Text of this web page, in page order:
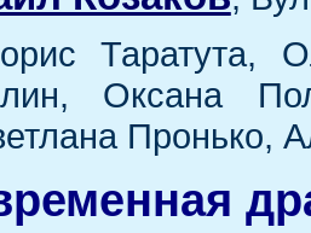
Таратута,
Оксана
Пронько,